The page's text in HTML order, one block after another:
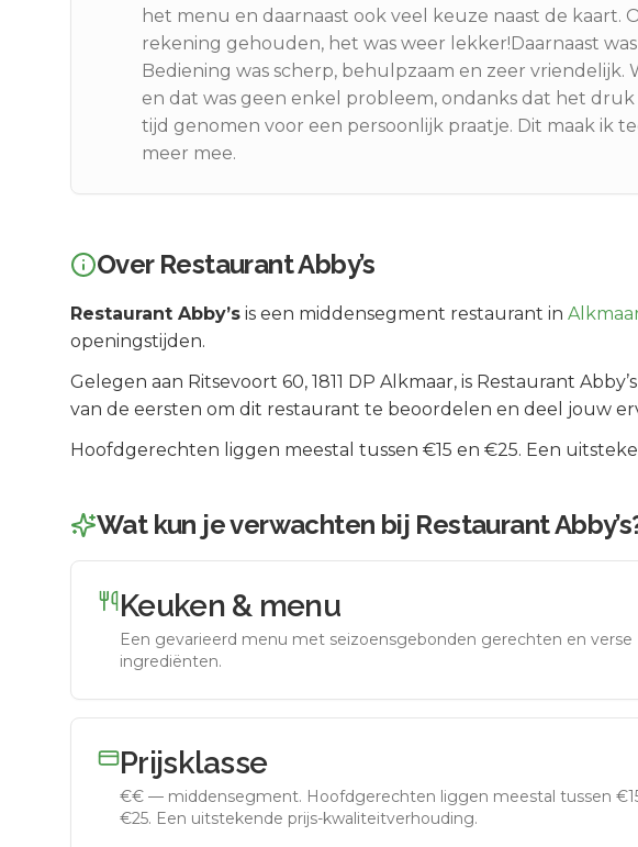
het menu en daarnaast ook veel keuze naast de kaart.
rekening gehouden, het was weer lekker!Daarnaast
Bediening was scherp, behulpzaam en zeer vriendelijk.
en dat was geen enkel probleem, ondanks dat het druk
tijd genomen voor een persoonlijk praatje. Dit maak ik
meer mee.
Over Restaurant Abby’s
Restaurant Abby’s is een middensegment restaurant in
openingstijden.
Gelegen aan Ritsevoort 60, 1811 DP Alkmaar, is Restaurant Abby’s
van de eersten om dit restaurant te beoordelen en deel jouw
Hoofdgerechten liggen meestal tussen €15 en €25. Een
Wat kun je verwachten bij Restaurant Abby’s
Keuken & menu
Een gevarieerd menu met seizoensgebonden gerechten en verse
ingrediënten.
Prijsklasse
€€ — middensegment. Hoofdgerechten liggen meestal tussen
€25. Een uitstekende prijs-kwaliteitverhouding.